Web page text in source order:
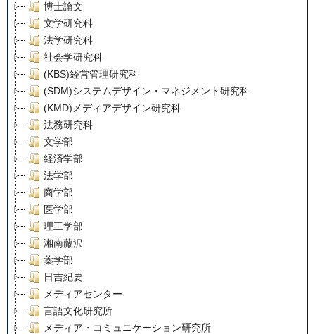
博士論文
文学研究科
法学研究科
社会学研究科
(KBS)経営管理研究科
(SDM)システムデザイン・マネジメント研究科
(KMD)メディアデザイン研究科
法務研究科
文学部
経済学部
法学部
商学部
医学部
理工学部
湘南藤沢
薬学部
日吉紀要
メディアセンター
言語文化研究所
メディア・コミュニケーション研究所